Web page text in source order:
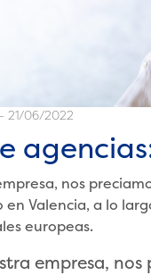
- 21/06/2022
nos
Valencia, a lo
europeas.
empresa,